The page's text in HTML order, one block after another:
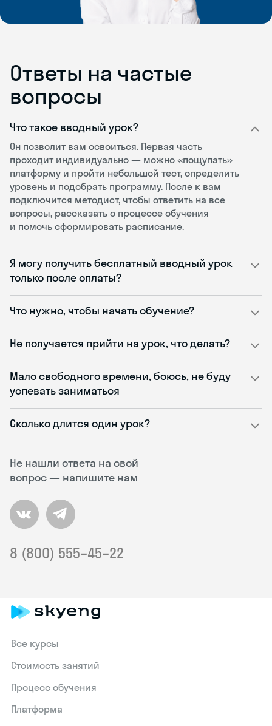
Ответы на частые
вопросы
Не нашли ответа на свой
вопрос — напишите нам
8 (800) 555–45–22
Что такое вводный урок?
Он позволит вам освоиться. Первая часть
проходит индивидуально — можно «пощупать»
платформу и пройти небольшой тест, определить
уровень и подобрать программу. После к вам
подключится методист, чтобы ответить на все
вопросы, рассказать о процессе обучения
и помочь сформировать расписание.
Я могу получить бесплатный вводный урок
только после оплаты?
Что нужно, чтобы начать обучение?
Не получается прийти на урок, что делать?
Мало свободного времени, боюсь, не буду
успевать заниматься
Сколько длится один урок?
Все курсы
Стоимость занятий
Процесс обучения
Платформа